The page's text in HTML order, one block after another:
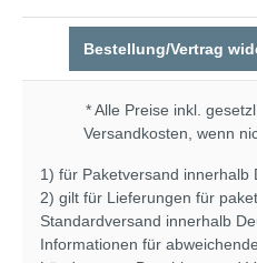
Bestellung/Vertrag
* Alle Preise inkl.
Versandkosten, wenn
1) für Paketversand innerhalb
2) gilt für Lieferungen für
Standardversand innerhalb
Informationen für